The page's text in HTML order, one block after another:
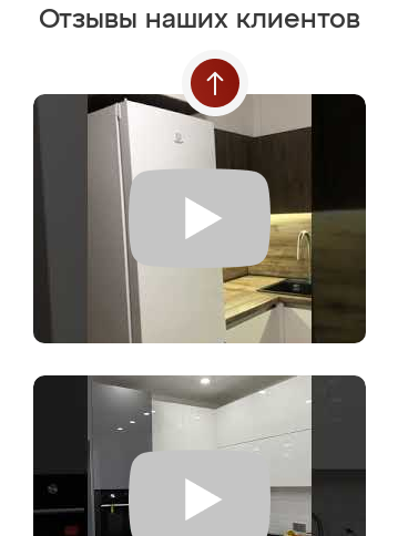
Отзывы наших клиентов